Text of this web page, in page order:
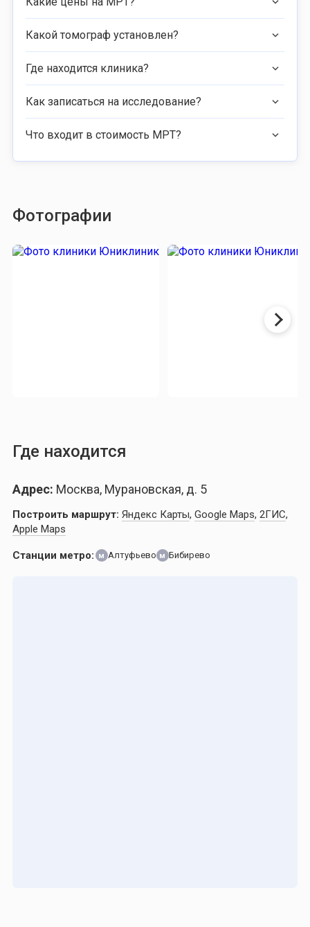
Какой томограф установлен?
Где находится клиника?
Как записаться на исследование?
Что входит в стоимость МРТ?
Фотографии
Где находится
Адрес: Москва, Мурановская, д. 5
Построить маршрут: Яндекс Карты, Google Maps, 2ГИС,
Apple Maps
Станции метро: м Алтуфьево м Бибирево